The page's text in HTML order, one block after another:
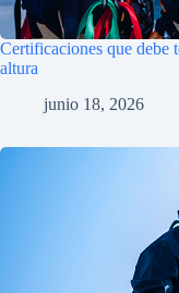
Certificaciones que debe
altura
junio 18, 2026